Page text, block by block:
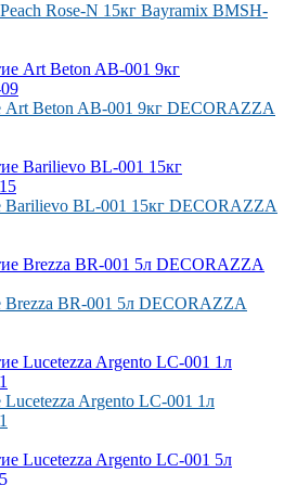
Rose-N 15кг Bayramix BMSH-
Art Beton AB-001 9кг DECORAZZA
Barilievo BL-001 15кг DECORAZZA
Brezza BR-001 5л DECORAZZA
Argento LC-001 1л